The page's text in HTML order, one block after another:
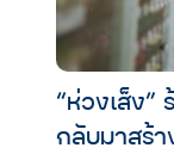
“ห่วงเส็ง
กลับมาสร้